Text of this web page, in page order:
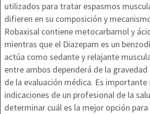
utilizados para tratar espasmos
difieren en su composición y
Robaxisal contiene metocarbamol y
mientras que el Diazepam es un
actúa como sedante y relajante
entre ambos dependerá de la
de la evaluación médica. Es importante
indicaciones de un profesional de la
determinar cuál es la mejor opción para